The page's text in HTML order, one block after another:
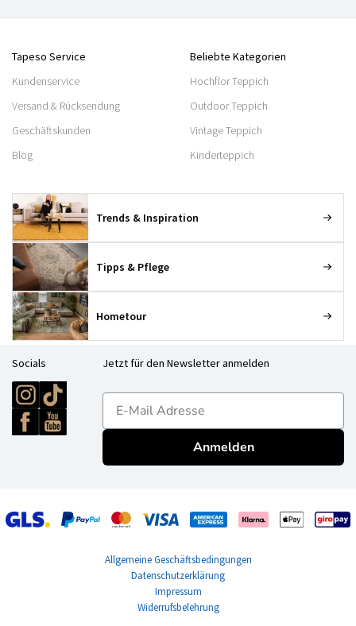
Tapeso Service
Kundenservice
Versand & Rücksendung
Geschäftskunden
Blog
Beliebte Kategorien
Hochflor Teppich
Outdoor Teppich
Vintage Teppich
Kinderteppich
Trends & Inspiration
Tipps & Pflege
Hometour
Socials Jetzt für den Newsletter anmelden
E-mailadres
Anmelden
Allgemeine Geschäftsbedingungen
Datenschutzerklärung
Impressum
Widerrufsbelehrung